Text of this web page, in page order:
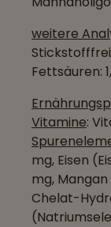
weitere
Fettsäuren:
Vitamine:
mg, Eisen
mg,
Chelat-